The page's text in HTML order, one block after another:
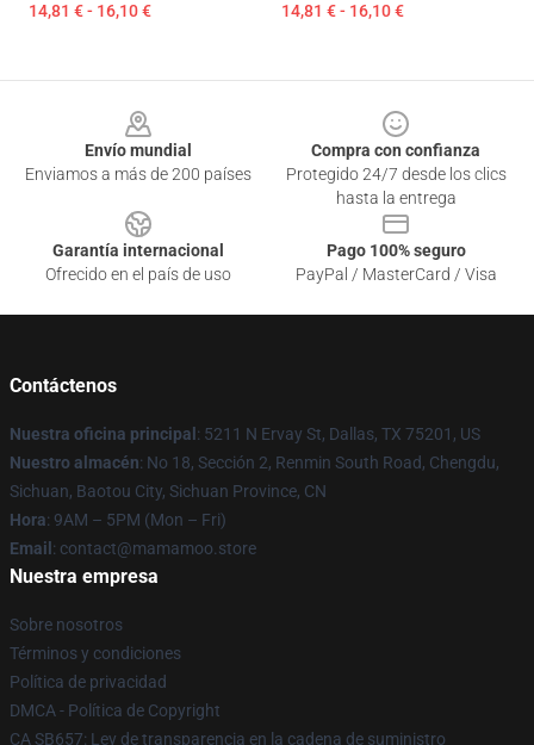
14,81 € - 16,10 € 14,81 € - 16,10 €
Envío mundial
Enviamos a más de 200 países
Compra con confianza
Protegido 24/7 desde los clics
hasta la entrega
Garantía internacional
Ofrecido en el país de uso
Pago 100% seguro
PayPal / MasterCard / Visa
Contáctenos
Nuestra oficina principal : 5211 N Ervay St, Dallas, TX 75201, US
Nuestro almacén: No 18, Sección 2, Renmin South Road, Chengdu,
Sichuan, Baotou City, Sichuan Province, CN
Hora: 9AM – 5PM (Mon – Fri)
Email : contact@mamamoo.store
Nuestra empresa
Sobre nosotros
Términos y condiciones
Política de privacidad
DMCA - Política de Copyright
CA SB657: Ley de transparencia en la cadena de suministro